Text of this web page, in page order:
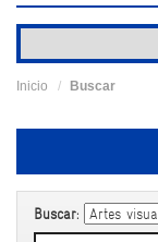
Inicio Buscar
Buscar: